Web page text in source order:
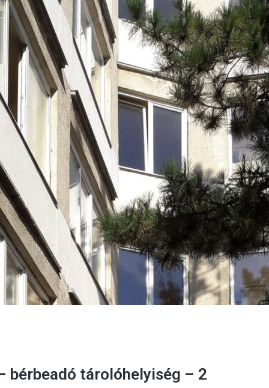
bérbeadó tárolóhelyiség – 2